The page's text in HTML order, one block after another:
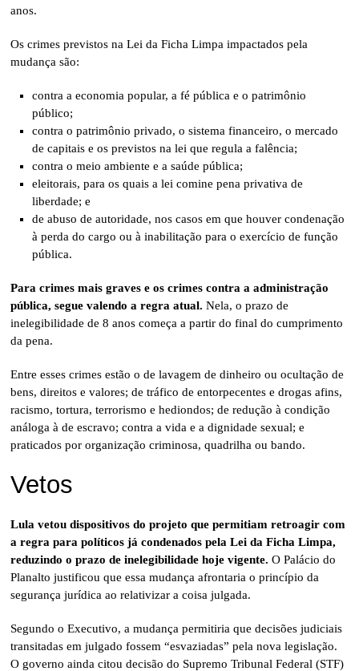
anos.
Os crimes previstos na Lei da Ficha Limpa impactados pela
mudança são:
contra a economia popular, a fé pública e o patrimônio
público;
contra o patrimônio privado, o sistema financeiro, o mercado
de capitais e os previstos na lei que regula a falência;
contra o meio ambiente e a saúde pública;
eleitorais, para os quais a lei comine pena privativa de
liberdade; e
de abuso de autoridade, nos casos em que houver condenação
à perda do cargo ou à inabilitação para o exercício de função
pública.
Para crimes mais graves e os crimes contra a administração
pública, segue valendo a regra atual. Nela, o prazo de
inelegibilidade de 8 anos começa a partir do final do cumprimento
da pena.
Entre esses crimes estão o de lavagem de dinheiro ou ocultação de
bens, direitos e valores; de tráfico de entorpecentes e drogas afins,
racismo, tortura, terrorismo e hediondos; de redução à condição
análoga à de escravo; contra a vida e a dignidade sexual; e
praticados por organização criminosa, quadrilha ou bando.
Vetos
Lula vetou dispositivos do projeto que permitiam retroagir com
a regra para políticos já condenados pela Lei da Ficha Limpa,
reduzindo o prazo de inelegibilidade hoje vigente. O Palácio do
Planalto justificou que essa mudança afrontaria o princípio da
segurança jurídica ao relativizar a coisa julgada.
Segundo o Executivo, a mudança permitiria que decisões judiciais
transitadas em julgado fossem “esvaziadas” pela nova legislação.
O governo ainda citou decisão do Supremo Tribunal Federal (STF)